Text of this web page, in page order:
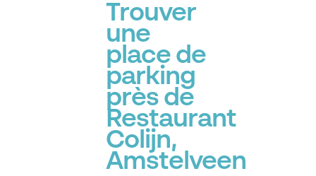
Trouver
une
place de
parking
près de
Restaurant
Colijn,
Amstelveen